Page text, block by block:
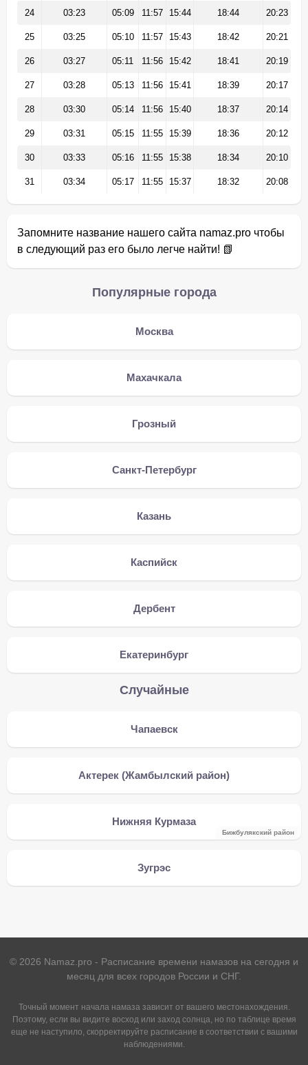
24 03:23 05:09 11:57 15:44 18:44 20:23
25 03:25 05:10 11:57 15:43 18:42 20:21
26 03:27 05:11 11:56 15:42 18:41 20:19
27 03:28 05:13 11:56 15:41 18:39 20:17
28 03:30 05:14 11:56 15:40 18:37 20:14
29 03:31 05:15 11:55 15:39 18:36 20:12
30 03:33 05:16 11:55 15:38 18:34 20:10
31 03:34 05:17 11:55 15:37 18:32 20:08
Запомните название нашего сайта namaz.pro чтобы
в следующий раз его было легче найти! 📗
Популярные города
Москва
Махачкала
Грозный
Санкт-Петербург
Казань
Каспийск
Дербент
Екатеринбург
Случайные
Чапаевск
Актерек (Жамбылский район)
Нижняя Курмаза
Бижбулякский район
Зугрэс
© 2026 Namaz.pro - Расписание времени намазов на сегодня и
месяц для всех городов России и СНГ.
Точный момент начала намаза зависит от вашего местонахождения.
Поэтому, если вы видите восход или заход солнца, но по таблице время
еще не наступило, скорректируйте расписание в соответствии с вашими
наблюдениями.